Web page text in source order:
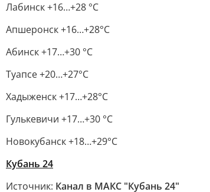
Лабинск +16…+28 °С
Апшеронск +16…+28°С
Абинск +17…+30 °С
Туапсе +20…+27°С
Хадыженск +17…+28°С
Гулькевичи +17…+30 °С
Новокубанск +18…+29°С
Кубань 24
Источник: Канал в МАКС "Кубань 24"